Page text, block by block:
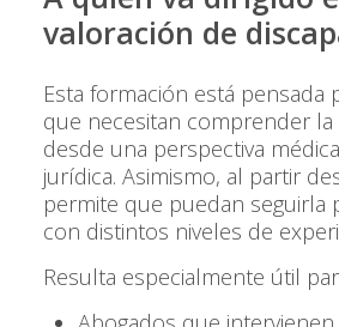
valoración de
Esta formación está pensada
que necesitan comprender la
desde una perspectiva
jurídica. Asimismo, al partir
permite que puedan seguirla
con distintos niveles de
Resulta especialmente útil